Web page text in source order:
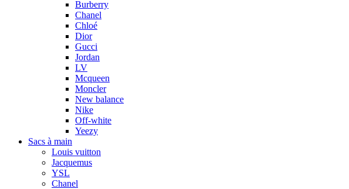
Burberry
Chanel
Chloé
Dior
Gucci
Jordan
LV
Mcqueen
Moncler
New balance
Nike
Off-white
Yeezy
Sacs à main
Louis vuitton
Jacquemus
YSL
Chanel